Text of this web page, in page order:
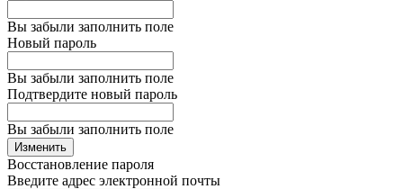
Вы забыли заполнить поле
Новый пароль
Вы забыли заполнить поле
Подтвердите новый пароль
Вы забыли заполнить поле
Изменить
Восстановление пароля
Введите адрес электронной почты